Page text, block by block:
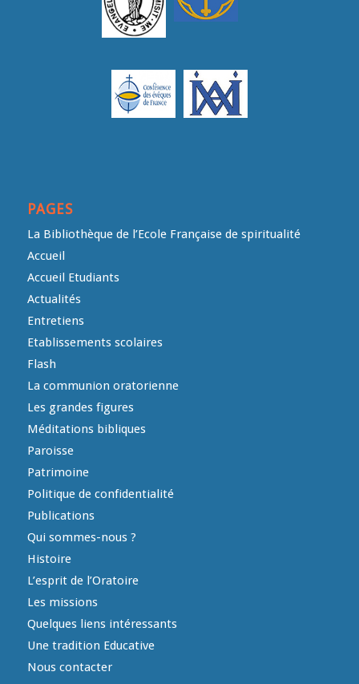
PAGES
La Bibliothèque de l’Ecole Française de spiritualité
Accueil
Accueil Etudiants
Actualités
Entretiens
Etablissements scolaires
Flash
La communion oratorienne
Les grandes figures
Méditations bibliques
Paroisse
Patrimoine
Politique de confidentialité
Publications
Qui sommes-nous ?
Histoire
L’esprit de l’Oratoire
Les missions
Quelques liens intéressants
Une tradition Educative
Nous contacter